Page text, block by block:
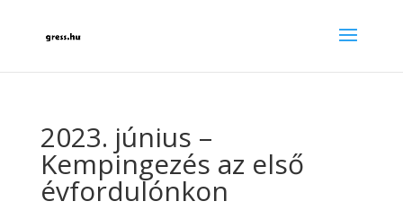
2023. június –
Kempingezés az első
évfordulónkon